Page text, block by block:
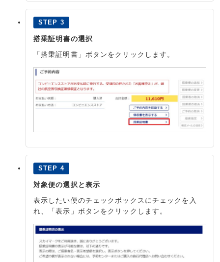
STEP 3
搭乗証明書の選択
「搭乗証明書」ボタンをクリックします。
STEP 4
対象便の選択と表示
表示したい便のチェックボックスにチェックを入
れ、「表示」ボタンをクリックします。